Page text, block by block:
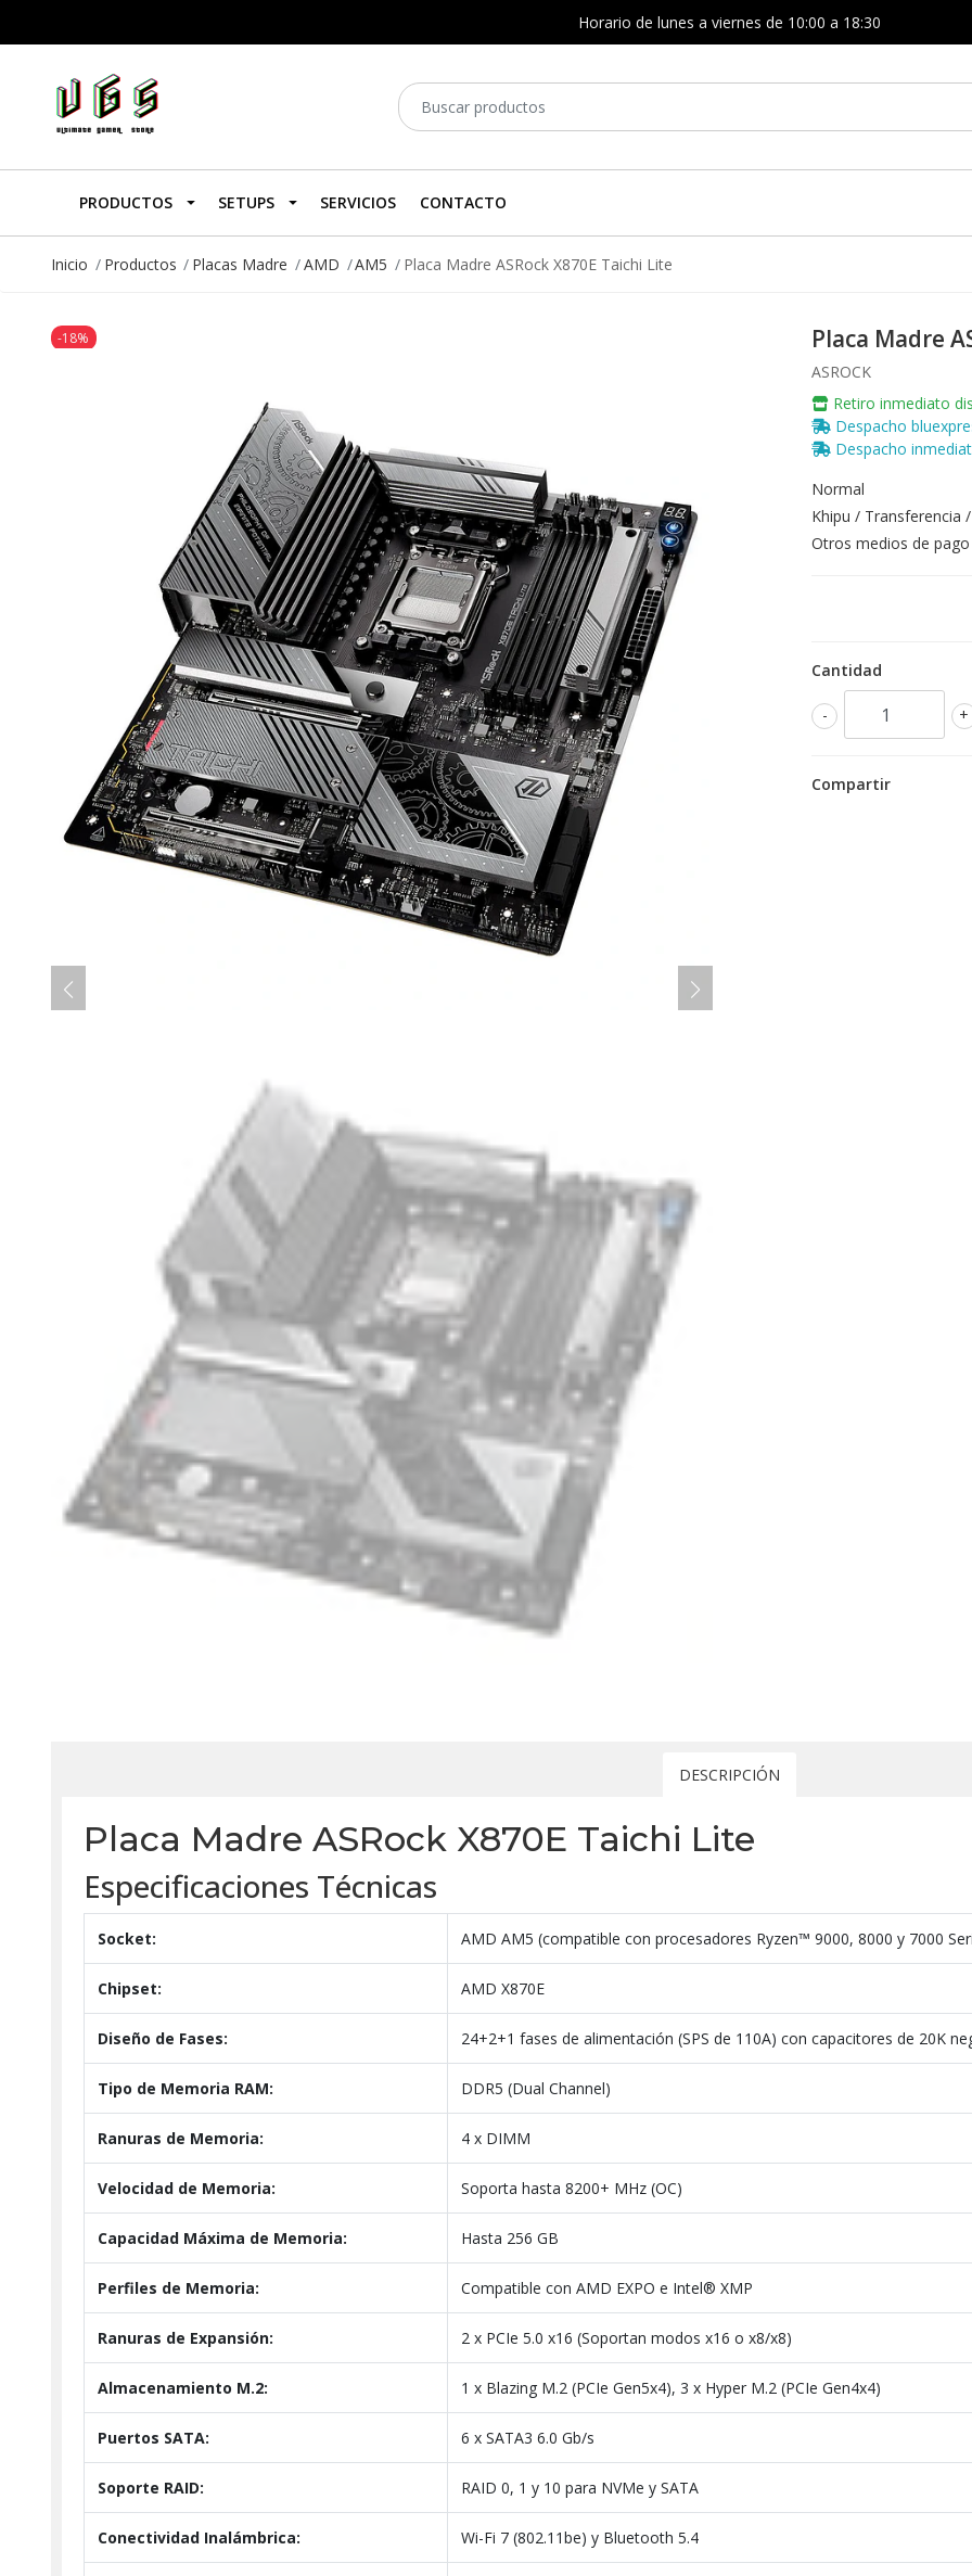
Horario de lunes a viernes de 10:00 a 18:30
PRODUCTOS SETUPS SERVICIOS CONTACTO
Inicio Productos Placas Madre AMD AM5 Placa Madre ASRock X870E Taichi Lite
-18% Placa Madre
ASROCK
Retiro inmediato
Despacho
Despacho
Normal
Khipu / Transferencia
Otros medios de pago
Cantidad
+
-
Compartir
DESCRIPCIÓN
Placa Madre ASRock X870E Taichi Lite
Especificaciones Técnicas
Socket: AMD AM5 (compatible con procesadores Ryzen™ 9000, 8000 y 7000
Chipset: AMD X870E
Diseño de Fases: 24+2+1 fases de alimentación (SPS de 110A) con capacitores de 20K
Tipo de Memoria RAM: DDR5 (Dual Channel)
Ranuras de Memoria: 4 x DIMM
Velocidad de Memoria: Soporta hasta 8200+ MHz (OC)
Capacidad Máxima de Memoria: Hasta 256 GB
Perfiles de Memoria: Compatible con AMD EXPO e Intel® XMP
Ranuras de Expansión: 2 x PCIe 5.0 x16 (Soportan modos x16 o x8/x8)
Almacenamiento M.2: 1 x Blazing M.2 (PCIe Gen5x4), 3 x Hyper M.2 (PCIe Gen4x4)
Puertos SATA: 6 x SATA3 6.0 Gb/s
Soporte RAID: RAID 0, 1 y 10 para NVMe y SATA
Conectividad Inalámbrica: Wi-Fi 7 (802.11be) y Bluetooth 5.4